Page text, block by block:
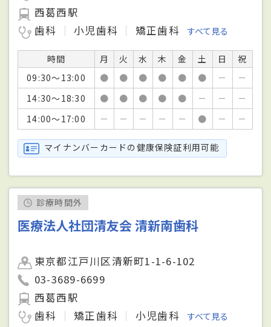
西葛西駅
歯科
小児歯科 矯正歯科 すべて見る
時間 月 火 水 木 金 土 日
祝
09:30～13:00
● ● ● ● ● ● －
－
14:30～18:30
● ● ● ● ● － －
－
14:00～17:00
－ － － － － ● － －
マイナンバーカードの健康保険証利用可能
診療時間外
医療法人社団清友会 清新南歯科
東京都江戸川区清新町1-1-6-102
03-3689-6699
西葛西駅
歯科
矯正歯科 小児歯科 すべて見る